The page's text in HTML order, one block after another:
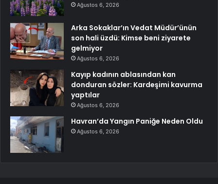
Ağustos 6, 2026
Arka Sokaklar’ın Vedat Müdür’ünün
son hali üzdü: Kimse beni ziyarete
gelmiyor
Ağustos 6, 2026
Kayıp kadının ablasından kan
donduran sözler: Kardeşimi kavurma
yaptılar
Ağustos 6, 2026
Havran’da Yangın Paniğe Neden Oldu
Ağustos 6, 2026